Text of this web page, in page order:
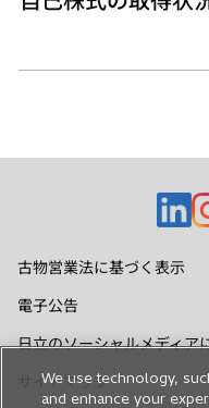
新
し
で
く
古物営業法に基づく表示
電子公告
日立のソーシャルメディア
サイトマップ
We use technology,
and enhance your